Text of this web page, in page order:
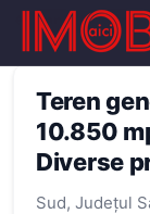
← Înapoi la oferte
Teren
10.850
Diverse
Sud, Județul